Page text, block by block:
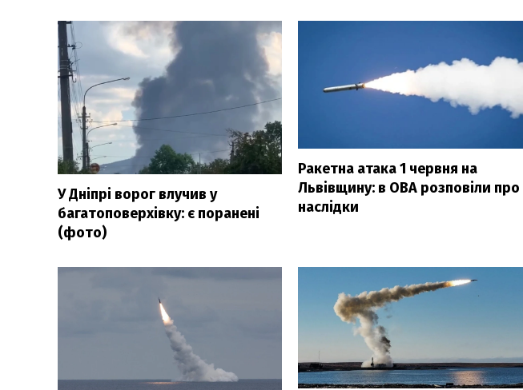
У Дніпрі ворог влучив у
багатоповерхівку: є поранені
(фото)
Ракетна атака 1 червня на
Львівщину: в ОВА розповіли про
наслідки